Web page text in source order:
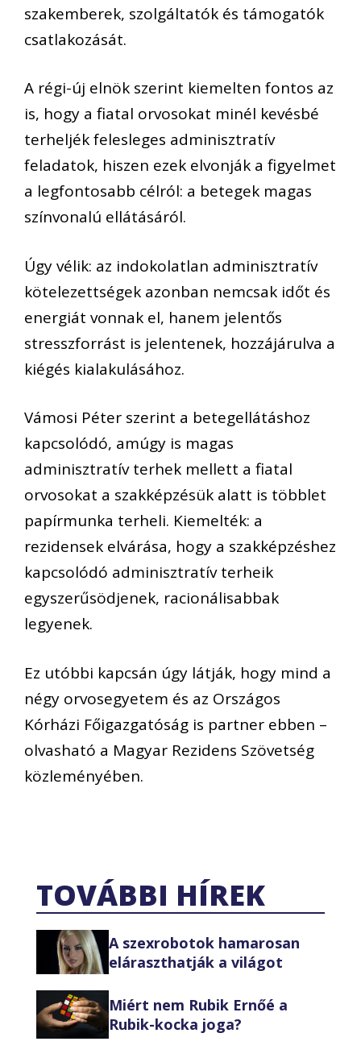
szakemberek, szolgáltatók és támogatók
csatlakozását.
A régi-új elnök szerint kiemelten fontos az
is, hogy a fiatal orvosokat minél kevésbé
terheljék felesleges adminisztratív
feladatok, hiszen ezek elvonják a figyelmet
a legfontosabb célról: a betegek magas
színvonalú ellátásáról.
Úgy vélik: az indokolatlan adminisztratív
kötelezettségek azonban nemcsak időt és
energiát vonnak el, hanem jelentős
stresszforrást is jelentenek, hozzájárulva a
kiégés kialakulásához.
Vámosi Péter szerint a betegellátáshoz
kapcsolódó, amúgy is magas
adminisztratív terhek mellett a fiatal
orvosokat a szakképzésük alatt is többlet
papírmunka terheli. Kiemelték: a
rezidensek elvárása, hogy a szakképzéshez
kapcsolódó adminisztratív terheik
egyszerűsödjenek, racionálisabbak
legyenek.
Ez utóbbi kapcsán úgy látják, hogy mind a
négy orvosegyetem és az Országos
Kórházi Főigazgatóság is partner ebben –
olvasható a Magyar Rezidens Szövetség
közleményében.
TOVÁBBI HÍREK
A szexrobotok hamarosan
eláraszthatják a világot
Miért nem Rubik Ernőé a
Rubik-kocka joga?